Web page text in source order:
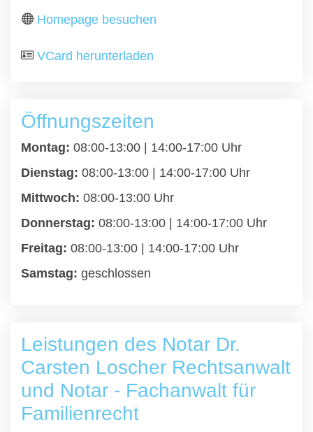
Homepage besuchen
VCard herunterladen
Öffnungszeiten
Montag: 08:00-13:00 | 14:00-17:00 Uhr
Dienstag: 08:00-13:00 | 14:00-17:00 Uhr
Mittwoch: 08:00-13:00 Uhr
Donnerstag: 08:00-13:00 | 14:00-17:00 Uhr
Freitag: 08:00-13:00 | 14:00-17:00 Uhr
Samstag: geschlossen
Leistungen des Notar Dr.
Carsten Loscher Rechtsanwalt
und Notar - Fachanwalt für
Familienrecht